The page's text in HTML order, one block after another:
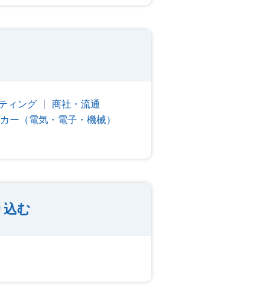
ィング
商社・流通
ー（電気・電子・機械）
込む